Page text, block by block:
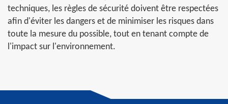
techniques, les règles de sécurité doivent être respectées
afin d'éviter les dangers et de minimiser les risques dans
toute la mesure du possible, tout en tenant compte de
l'impact sur l'environnement.